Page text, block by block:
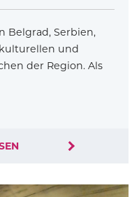
Belgrad, Serbien,
und
der Region. Als